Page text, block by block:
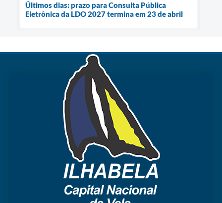
Últimos dias: prazo para Consulta Pública
Eletrônica da LDO 2027 termina em 23 de abril